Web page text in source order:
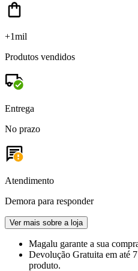
+1mil
Produtos vendidos
Entrega
No prazo
Atendimento
Demora para responder
Ver mais sobre a loja
Magalu garante a sua
Devolução Gratuita em até
produto.